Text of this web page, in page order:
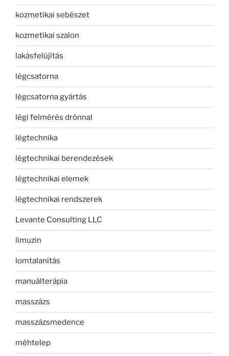
kozmetikai sebészet
kozmetikai szalon
lakásfelújítás
légcsatorna
légcsatorna gyártás
légi felmérés drónnal
légtechnika
légtechnikai berendezések
légtechnikai elemek
légtechnikai rendszerek
Levante Consulting LLC
limuzin
lomtalanítás
manuálterápia
masszázs
masszázsmedence
méhtelep